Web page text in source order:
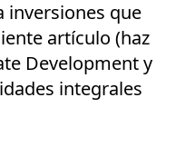
inversiones que
artículo (haz
Development y
integrales